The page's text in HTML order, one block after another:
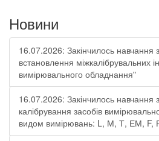
Новини
16.07.2026: Закінчилось навчання
встановлення міжкалібрувальних
вимірювального обладнання"
16.07.2026: Закінчилось навчання
калібрування засобів
видом вимірювань: L, М, Т, ЕМ, F,